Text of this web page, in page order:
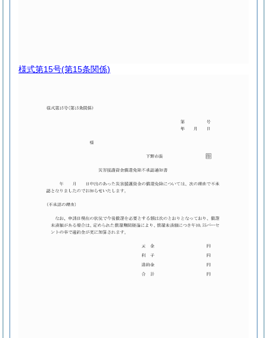
様式第15号(第15条関係)